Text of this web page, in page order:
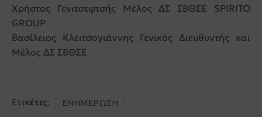
Χρήστος Γενιτσεφτσής Μέλος ΔΣ ΣΒΘΣΕ SPIRITO
GROUP
Βασίλειος Κλειτσογιάννης Γενικός Διευθυντής και
Μέλος ΔΣ ΣΒΘΣΕ
Ετικέτες: ΕΝΗΜΕΡΩΣΗ